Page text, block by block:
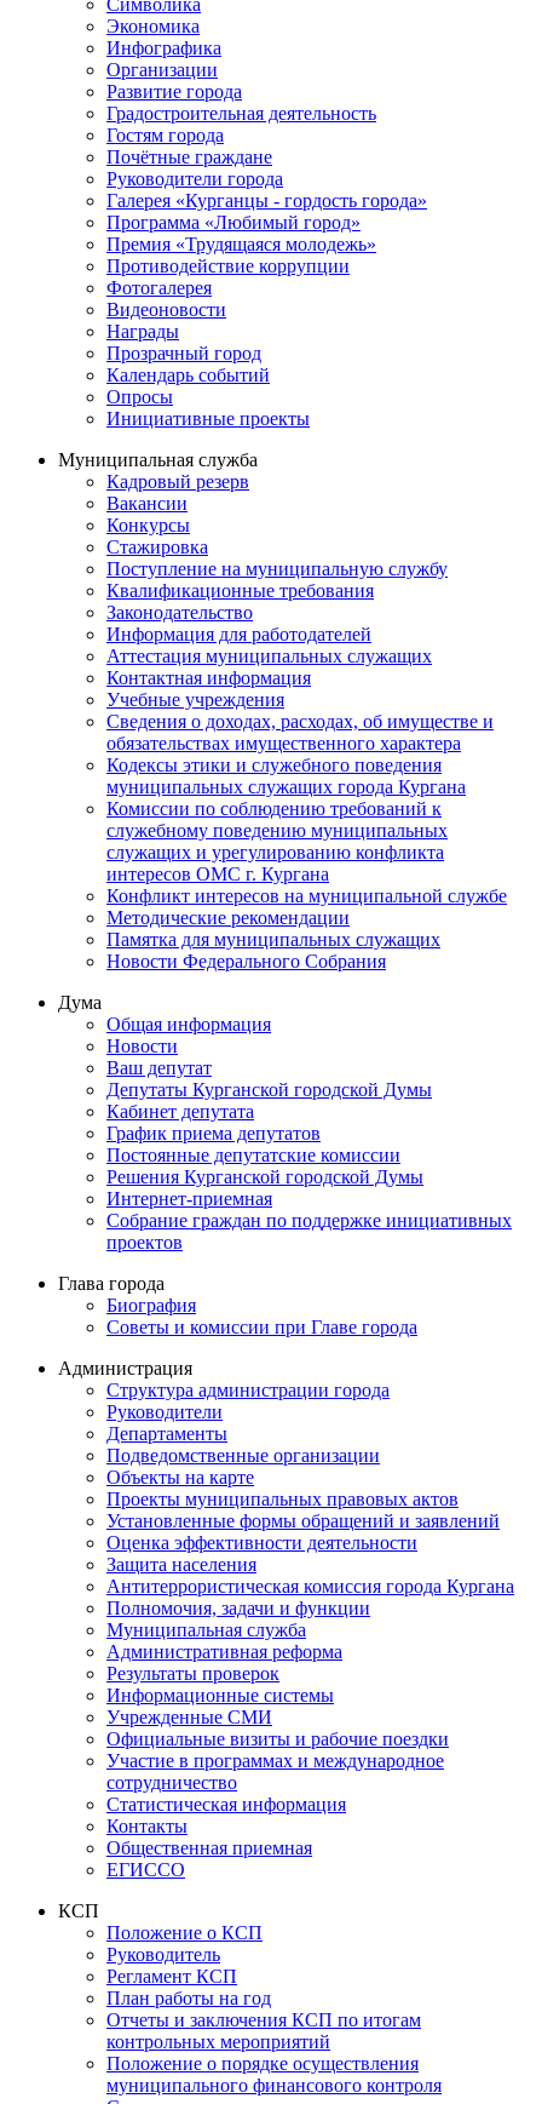
Экономика
Инфографика
Организации
Развитие города
Градостроительная деятельность
Гостям города
Почётные граждане
Руководители города
Галерея «Курганцы - гордость города»
Программа «Любимый город»
Премия «Трудящаяся молодежь»
Противодействие коррупции
Фотогалерея
Видеоновости
Награды
Прозрачный город
Календарь событий
Опросы
Инициативные проекты
Муниципальная служба
Кадровый резерв
Вакансии
Конкурсы
Стажировка
Поступление на муниципальную службу
Квалификационные требования
Законодательство
Информация для работодателей
Аттестация муниципальных служащих
Контактная информация
Учебные учреждения
Сведения о доходах, расходах, об имуществе и
обязательствах имущественного характера
Кодексы этики и служебного поведения
муниципальных служащих города Кургана
Комиссии по соблюдению требований к
служебному поведению муниципальных
служащих и урегулированию конфликта
интересов ОМС г. Кургана
Конфликт интересов на муниципальной службе
Методические рекомендации
Памятка для муниципальных служащих
Новости Федерального Cобрания
Дума
Общая информация
Новости
Ваш депутат
Депутаты Курганской городской Думы
Кабинет депутата
График приема депутатов
Постоянные депутатские комиссии
Решения Курганской городской Думы
Интернет-приемная
Собрание граждан по поддержке инициативных
проектов
Глава города
Биография
Советы и комиссии при Главе города
Администрация
Структура администрации города
Руководители
Департаменты
Подведомственные организации
Объекты на карте
Проекты муниципальных правовых актов
Установленные формы обращений и заявлений
Оценка эффективности деятельности
Защита населения
Антитеррористическая комиссия города Кургана
Полномочия, задачи и функции
Муниципальная служба
Административная реформа
Результаты проверок
Информационные системы
Учрежденные СМИ
Официальные визиты и рабочие поездки
Участие в программах и международное
сотрудничество
Статистическая информация
Контакты
Общественная приемная
ЕГИССО
КСП
Положение о КСП
Руководитель
Регламент КСП
План работы на год
Отчеты и заключения КСП по итогам
контрольных мероприятий
Положение о порядке осуществления
муниципального финансового контроля